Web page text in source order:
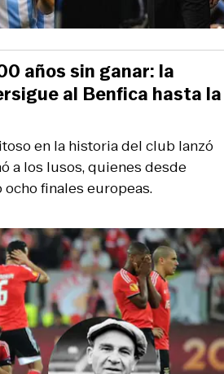
en la historia del club lanzó
a los lusos, quienes desde
finales europeas.
años sin ganar: la
al Benfica hasta la